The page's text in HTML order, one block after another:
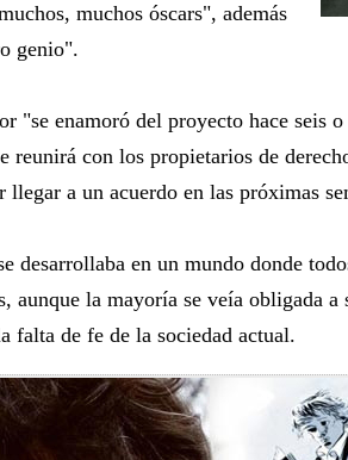
muchos óscars", además
genio".
"se enamoró del proyecto hace seis o
reunirá con los propietarios de
llegar a un acuerdo en las próximas
desarrollaba en un mundo donde
aunque la mayoría se veía obligada
falta de fe de la sociedad actual.